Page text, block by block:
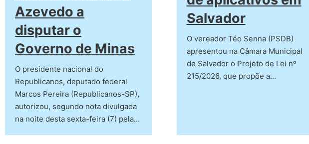
Azevedo a
disputar o
Governo de Minas
O presidente nacional do
Republicanos, deputado federal
Marcos Pereira (Republicanos-SP),
autorizou, segundo nota divulgada
na noite desta sexta-feira (7) pela…
Salvador
O vereador Téo Senna (PSDB)
apresentou na Câmara Municipal
de Salvador o Projeto de Lei nº
215/2026, que propõe a…